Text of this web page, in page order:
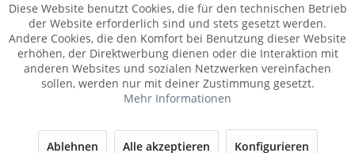
Diese Website benutzt Cookies, die für den technischen Betrieb
der Website erforderlich sind und stets gesetzt werden.
Andere Cookies, die den Komfort bei Benutzung dieser Website
erhöhen, der Direktwerbung dienen oder die Interaktion mit
anderen Websites und sozialen Netzwerken vereinfachen
sollen, werden nur mit deiner Zustimmung gesetzt.
Mehr Informationen
Ablehnen Alle akzeptieren Konfigurieren